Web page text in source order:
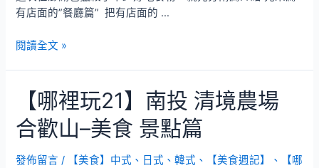
有店面的”餐廳篇” 把有店面的 …
【美
85】
初
菊
閱讀全文 »
【哪裡玩21】南投 清境農場
合歡山–美食 景點篇
發佈留言 / 【美食】中式、日式、韓式 、 【美食週記】 、
【哪